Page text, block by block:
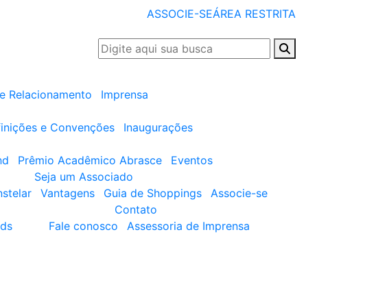
ASSOCIE-SEÁREA RESTRITA
Relacionamento
Imprensa
e Convenções
Inaugurações
Prêmio Acadêmico Abrasce
Eventos
Seja um Associado
Vantagens Guia de Shoppings
Associe-se
Contato
Fale conosco
Assessoria de Imprensa